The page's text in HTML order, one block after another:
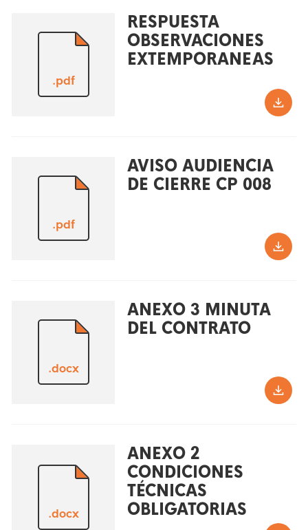
.pdf
RESPUESTA
OBSERVACIONES
EXTEMPORANEAS
.pdf
AVISO AUDIENCIA
DE CIERRE CP 008
.docx
ANEXO 3 MINUTA
DEL CONTRATO
.docx
ANEXO 2
CONDICIONES
TÉCNICAS
OBLIGATORIAS